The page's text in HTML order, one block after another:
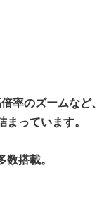
率のズームなど、
っています。
搭載。